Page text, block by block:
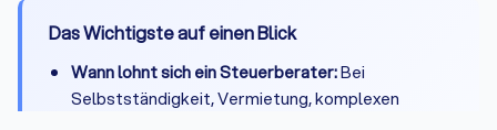
Das Wichtigste auf einen Blick
Wann lohnt sich ein Steuerberater:Bei
Selbstständigkeit, Vermietung, komplexen